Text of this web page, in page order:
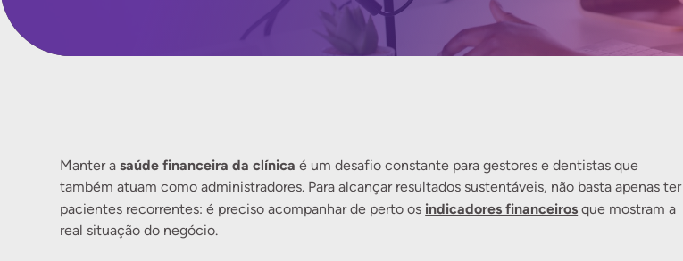
Manter asaúde financeira da clínica é um desafio constante para gestores e dentistas que
também atuam como administradores. Para alcançar resultados sustentáveis, não basta apenas ter
pacientes recorrentes: é preciso acompanhar de perto os indicadores financeiros que mostram a
real situação do negócio.